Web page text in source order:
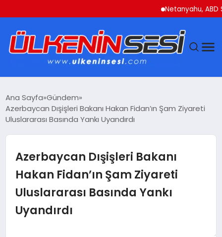
Netanyahu, ABD
EKONOMI
SAĞLIK
SIYASET
Ana Sayfa Gündem
Azerbaycan Dışişleri Bakanı Hakan Fidan’ın Şam Ziyareti
Uluslararası Basında Yankı Uyandırdı
Azerbaycan Dışişleri Bakanı
Hakan Fidan’ın Şam Ziyareti
Uluslararası Basında Yankı
Uyandırdı